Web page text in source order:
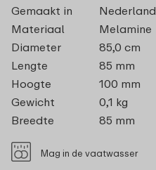
Gemaakt in
Nederland
Materiaal
Melamine
Diameter
85,0 cm
Lengte
85 mm
Hoogte
100 mm
Gewicht
0,1 kg
Breedte
85 mm
Mag in de vaatwasser